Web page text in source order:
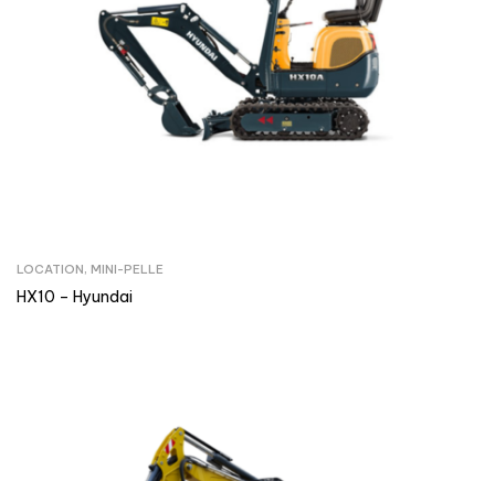
LOCATION, MINI-PELLE
HX10 – Hyundai